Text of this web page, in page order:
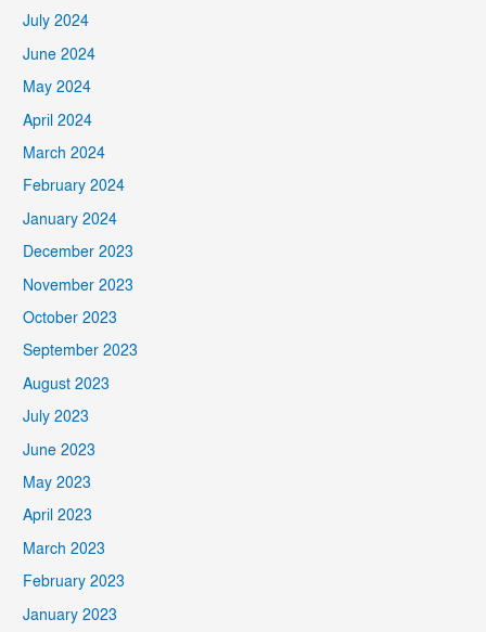
July 2024
June 2024
May 2024
April 2024
March 2024
February 2024
January 2024
December 2023
November 2023
October 2023
September 2023
August 2023
July 2023
June 2023
May 2023
April 2023
March 2023
February 2023
January 2023